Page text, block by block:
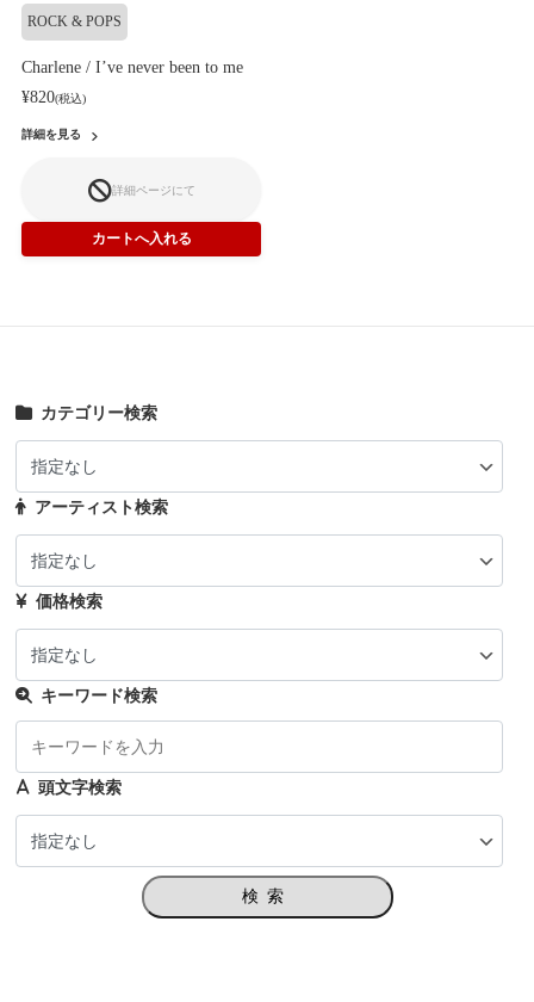
ROCK & POPS
Charlene / I’ve never been to me
¥820(税込)
詳細を見る
詳細ページにて
カテゴリー検索
アーティスト検索
価格検索
キーワード検索
頭文字検索
検索